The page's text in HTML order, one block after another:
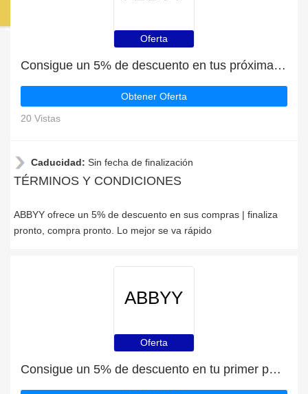
Oferta
Consigue un 5% de descuento en tus próximas compras en ABBYY
Obtener Oferta
20 Vistas
Caducidad: Sin fecha de finalización
TÉRMINOS Y CONDICIONES
ABBYY ofrece un 5% de descuento en sus compras | finaliza
pronto, compra pronto. Lo mejor se va rápido
ABBYY
Oferta
Consigue un 5% de descuento en tu primer pedido en ABBYY